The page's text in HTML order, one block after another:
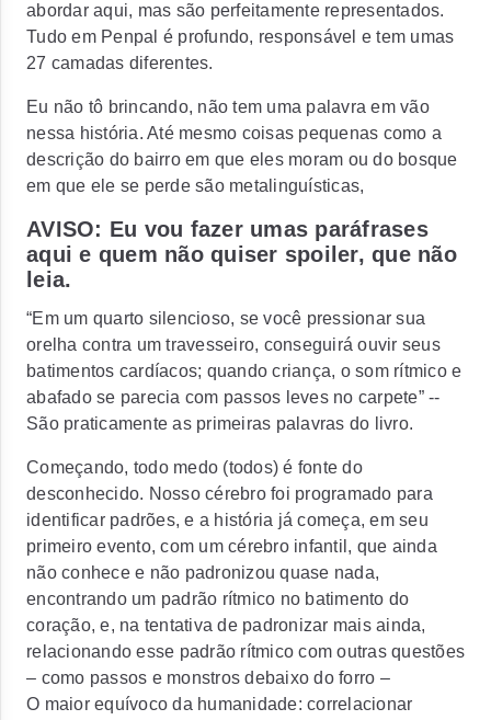
abordar aqui, mas são perfeitamente representados.
Tudo em Penpal é profundo, responsável e tem umas
27 camadas diferentes.
Eu não tô brincando, não tem uma palavra em vão
nessa história. Até mesmo coisas pequenas como a
descrição do bairro em que eles moram ou do bosque
em que ele se perde são metalinguísticas,
AVISO: Eu vou fazer umas paráfrases
aqui e quem não quiser spoiler, que não
leia.
“Em um quarto silencioso, se você pressionar sua
orelha contra um travesseiro, conseguirá ouvir seus
batimentos cardíacos; quando criança, o som rítmico e
abafado se parecia com passos leves no carpete”--
São praticamente as primeiras palavras do livro.
Começando, todo medo (todos) é fonte do
desconhecido. Nosso cérebro foi programado para
identificar padrões, e a história já começa, em seu
primeiro evento, com um cérebro infantil, que ainda
não conhece e não padronizou quase nada,
encontrando um padrão rítmico no batimento do
coração, e, na tentativa de padronizar mais ainda,
relacionando esse padrão rítmico com outras questões
– como passos e monstros debaixo do forro –
O maior equívoco da humanidade: correlacionar